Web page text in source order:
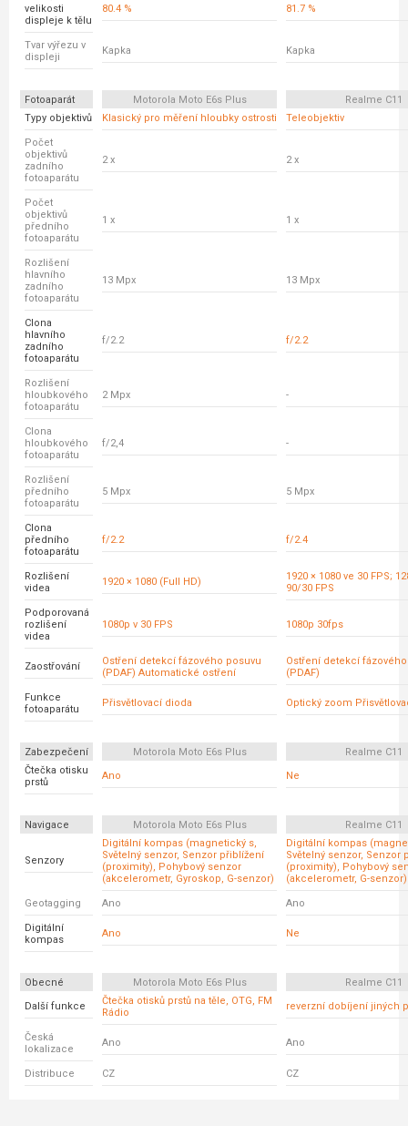
velikosti
displeje k tělu
80.4 % 81.7 %
Tvar výřezu v
displeji
Kapka Kapka
Fotoaparát Motorola Moto E6s Plus
Realme C11
Typy objektivů
Klasický pro měření hloubky ostrosti Teleobjektiv
Počet
objektivů
zadního
fotoaparátu
2 x 2 x
Počet
objektivů
předního
fotoaparátu
1 x 1 x
Rozlišení
hlavního
zadního
fotoaparátu
13 Mpx 13 Mpx
Clona
hlavního
zadního
fotoaparátu
f/2.2 f/2.2
Rozlišení
hloubkového
fotoaparátu
2 Mpx -
Clona
hloubkového
fotoaparátu
f/2,4 -
Rozlišení
předního
fotoaparátu
5 Mpx 5 Mpx
Clona
předního
fotoaparátu
f/2.2 f/2.4
Rozlišení
videa
1920 × 1080 (Full HD)
1920 × 1080 ve 30 FPS;
90/30 FPS
Podporovaná
rozlišení
videa
1080p v 30 FPS 1080p 30fps
Zaostřování
Ostření detekcí fázového posuvu
(PDAF) Automatické ostření
Ostření detekcí
(PDAF)
Funkce
fotoaparátu
Přisvětlovací dioda Optický zoom
Zabezpečení Motorola Moto E6s Plus
Realme C11
Čtečka otisku
prstů
Ano Ne
Navigace Motorola Moto E6s Plus Realme C11
Senzory
Digitální kompas (magnetický s,
Světelný senzor, Senzor přiblížení
(proximity), Pohybový senzor
(akcelerometr, Gyroskop, G-senzor)
Digitální kompas
Světelný senzor, Senzor
(proximity), Pohybový
(akcelerometr, G-senzor)
Geotagging Ano Ano
Digitální
kompas
Ano Ne
Obecné Motorola Moto E6s Plus
Realme C11
Další funkce
Čtečka otisků prstů na těle, OTG, FM
Rádio
reverzní dobíjení jiných
Česká
lokalizace
Ano Ano
Distribuce CZ CZ